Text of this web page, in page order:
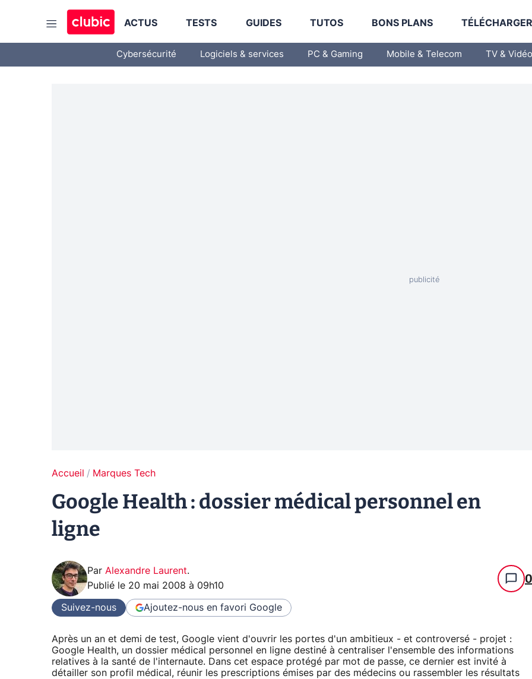
ACTUS TESTS GUIDES TUTOS BONS PLANS
Cybersécurité Logiciels & services PC & Gaming Mobile & Telecom TV & Vidéo
Accueil Marques Tech
Google Health : dossier médical personnel en
ligne
Par Alexandre Laurent.
Publié le 20 mai 2008 à 09h10 0
Suivez-nous Ajoutez-nous en favori Google
Après un an et demi de test, Google vient d'ouvrir les portes d'un ambitieux - et controversé - projet :
Google Health, un dossier médical personnel en ligne destiné à centraliser l'ensemble des informations
relatives à la santé de l'internaute. Dans cet espace protégé par mot de passe, ce dernier est invité à
détailler son profil médical, réunir les prescriptions émises par des médecins ou rassembler les résultats